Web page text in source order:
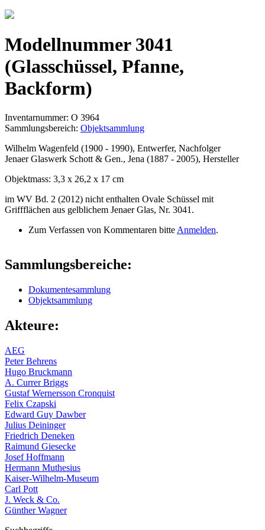
Jump to navigation
Modellnummer 3041
(Glasschüssel, Pfanne,
Backform)
Inventarnummer: O 3964
Sammlungsbereich: Objektsammlung
Wilhelm Wagenfeld (1900 - 1990), Entwerfer, Nachfolger
Jenaer Glaswerk Schott & Gen., Jena (1887 - 2005), Hersteller
Objektmass: 3,3 x 26,2 x 17 cm
im WV Bd. 2 (2012) nicht enthalten Ovale Schüssel mit
Griffflächen aus gelblichem Jenaer Glas, Nr. 3041.
Zum Verfassen von Kommentaren bitte Anmelden.
Sammlungsbereiche:
Dokumentesammlung
Objektsammlung
Akteure:
AEG
Peter Behrens
Hugo Bruckmann
A. Currer Briggs
Gustaf Wernersson Cronquist
Felix Czapski
Edward Guy Dawber
Julius Deininger
Friedrich Deneken
Raimund Giesecke
Josef Hoffmann
Hermann Muthesius
Kaiser-Wilhelm-Museum
Carl Pott
J. Weck & Co.
Günther Wagner